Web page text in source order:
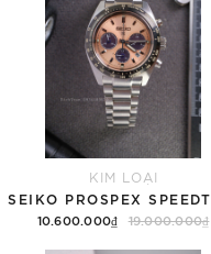
KIM LOẠI
10.600.000₫ 19.000.000₫